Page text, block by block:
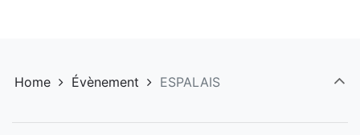
Home Évènement ESPALAIS